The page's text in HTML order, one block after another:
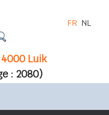
4000 Luik
: 2080)
FR NL